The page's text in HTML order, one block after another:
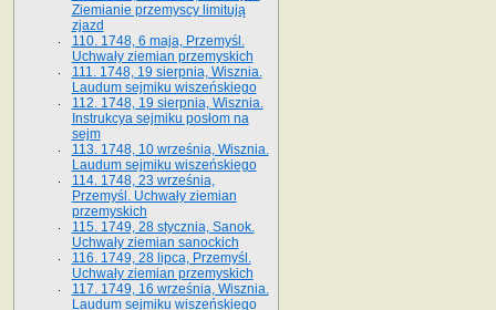
Ziemianie przemyscy limitują
zjazd
110. 1748, 6 maja, Przemyśl.
Uchwały ziemian przemyskich
111. 1748, 19 sierpnia, Wisznia.
Laudum sejmiku wiszeńskiego
112. 1748, 19 sierpnia, Wisznia.
Instrukcya sejmiku posłom na
sejm
113. 1748, 10 września, Wisznia.
Laudum sejmiku wiszeńskiego
114. 1748, 23 września,
Przemyśl. Uchwały ziemian
przemyskich
115. 1749, 28 stycznia, Sanok.
Uchwały ziemian sanockich
116. 1749, 28 lipca, Przemyśl.
Uchwały ziemian przemyskich
117. 1749, 16 września, Wisznia.
Laudum sejmiku wiszeńskiego